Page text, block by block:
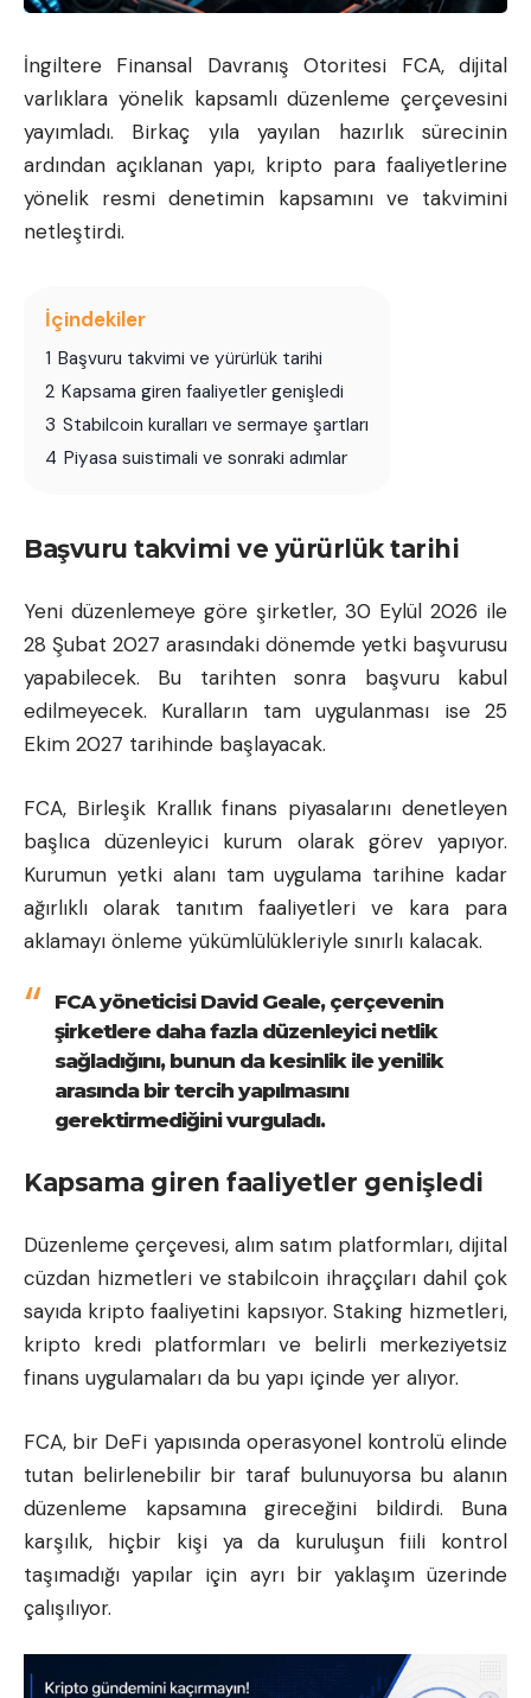
İngiltere Finansal Davranış Otoritesi FCA, dijital
varlıklara yönelik kapsamlı düzenleme çerçevesini
yayımladı. Birkaç yıla yayılan hazırlık sürecinin
ardından açıklanan yapı, kripto para faaliyetlerine
yönelik resmi denetimin kapsamını ve takvimini
netleştirdi.
İçindekiler
1 Başvuru takvimi ve yürürlük tarihi
2 Kapsama giren faaliyetler genişledi
3 Stabilcoin kuralları ve sermaye şartları
4 Piyasa suistimali ve sonraki adımlar
Başvuru takvimi ve yürürlük tarihi
Yeni düzenlemeye göre şirketler, 30 Eylül 2026 ile
28 Şubat 2027 arasındaki dönemde yetki başvurusu
yapabilecek. Bu tarihten sonra başvuru kabul
edilmeyecek. Kuralların tam uygulanması ise 25
Ekim 2027 tarihinde başlayacak.
FCA, Birleşik Krallık finans piyasalarını denetleyen
başlıca düzenleyici kurum olarak görev yapıyor.
Kurumun yetki alanı tam uygulama tarihine kadar
ağırlıklı olarak tanıtım faaliyetleri ve kara para
aklamayı önleme yükümlülükleriyle sınırlı kalacak.
FCA yöneticisi David Geale, çerçevenin
şirketlere daha fazla düzenleyici netlik
sağladığını, bunun da kesinlik ile yenilik
arasında bir tercih yapılmasını
gerektirmediğini vurguladı.
Kapsama giren faaliyetler genişledi
Düzenleme çerçevesi, alım satım platformları, dijital
cüzdan hizmetleri ve stabilcoin ihraççıları dahil çok
sayıda kripto faaliyetini kapsıyor. Staking hizmetleri,
kripto kredi platformları ve belirli merkeziyetsiz
finans uygulamaları da bu yapı içinde yer alıyor.
FCA, bir DeFi yapısında operasyonel kontrolü elinde
tutan belirlenebilir bir taraf bulunuyorsa bu alanın
düzenleme kapsamına gireceğini bildirdi. Buna
karşılık, hiçbir kişi ya da kuruluşun fiili kontrol
taşımadığı yapılar için ayrı bir yaklaşım üzerinde
çalışılıyor.